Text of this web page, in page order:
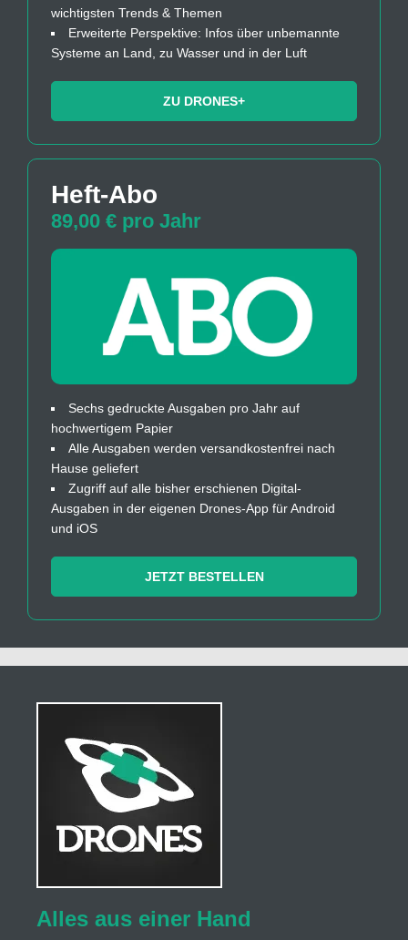
wichtigsten Trends & Themen
Erweiterte Perspektive: Infos über unbemannte
Systeme an Land, zu Wasser und in der Luft
ZU DRONES+
Heft-Abo
89,00 € pro Jahr
Sechs gedruckte Ausgaben pro Jahr auf
hochwertigem Papier
Alle Ausgaben werden versandkostenfrei nach
Hause geliefert
Zugriff auf alle bisher erschienen Digital-
Ausgaben in der eigenen Drones-App für Android
und iOS
JETZT BESTELLEN
Alles aus einer Hand